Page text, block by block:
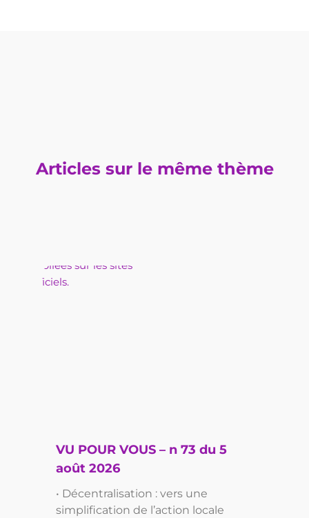
Articles sur le même thème
VU POUR VOUS – n 73 du 5
août 2026
• Décentralisation : vers une
simplification de l’action locale